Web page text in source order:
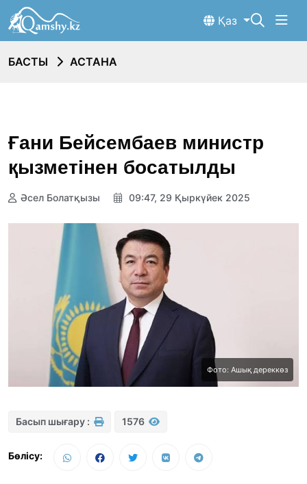
Қаз
БАСТЫ АСТАНА
Ғани Бейсембаев министр
қызметінен босатылды
Әсел Болатқызы 09:47, 29 Қыркүйек 2025
Фото: Ашық дереккөз
Басып шығару : 1576
Бөлісу: